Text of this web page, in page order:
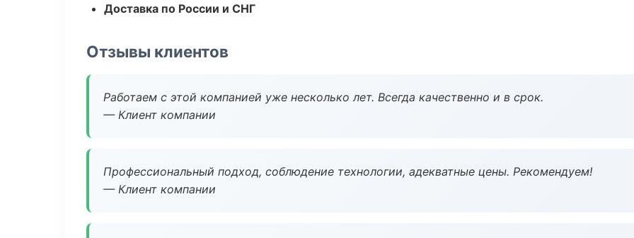
Доставка по России и СНГ
Отзывы клиентов
Работаем с этой компанией уже несколько лет. Всегда качественно и в срок.
— Клиент компании
Профессиональный подход, соблюдение технологии, адекватные цены. Рекомендуем!
— Клиент компании